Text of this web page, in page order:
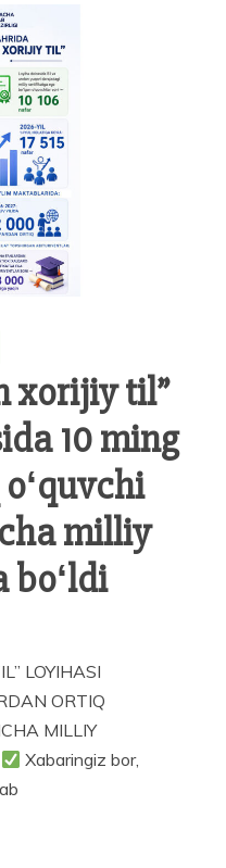
xorijiy til”
10 ming
milliy
boʻldi
LOYIHASI
ORTIQ
MILLIY
Xabaringiz bor,